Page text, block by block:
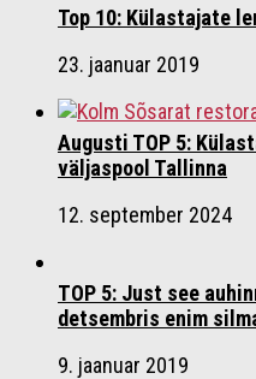
Top 10: Külastajate
23. jaanuar 2019
Augusti TOP 5:
väljaspool Tallinna
12. september 2024
TOP 5: Just see
detsembris enim
9. jaanuar 2019